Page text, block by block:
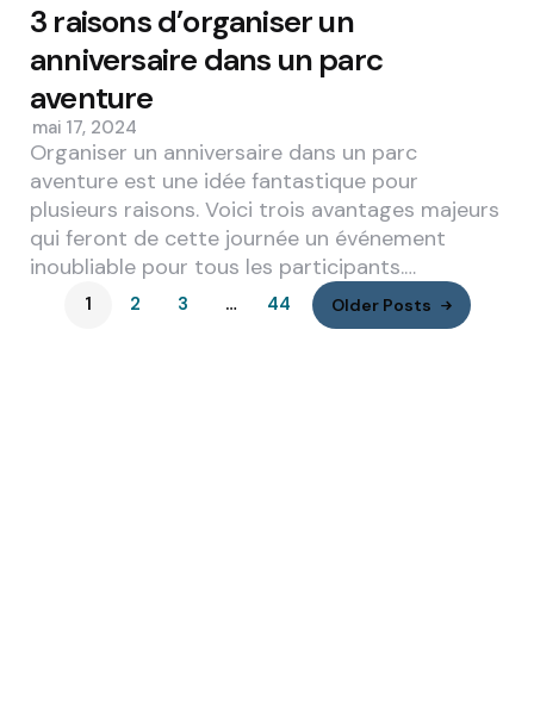
3 raisons d’organiser un
anniversaire dans un parc
aventure
mai 17, 2024
Organiser un anniversaire dans un parc
aventure est une idée fantastique pour
plusieurs raisons. Voici trois avantages majeurs
qui feront de cette journée un événement
inoubliable pour tous les participants.…
1 2 3 … 44 Older Posts